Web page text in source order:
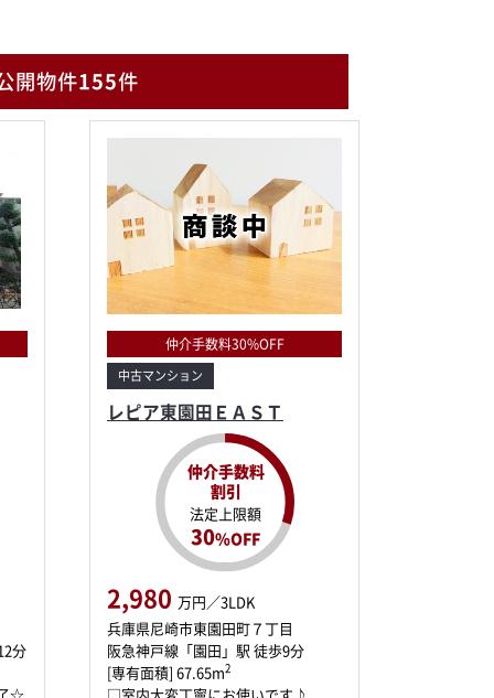
開物件155件
分
☆
仲介手数料30%OFF
中古マンション
レピア東園田ＥＡＳＴ
仲介手数料
割引
法定上限額
30%OFF
2,980 万円／3LDK
兵庫県尼崎市東園田町７丁目
阪急神戸線「園田」駅 徒歩9分
[専有面積] 67.65m2
□室内大変丁寧にお使いです♪